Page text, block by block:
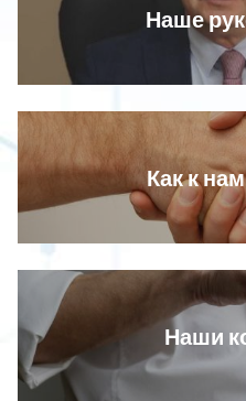
Наше
Как к
Наши